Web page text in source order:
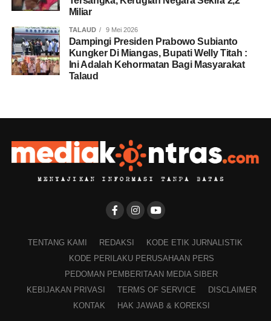
Miliar
TALAUD 9 Mei 2026
Dampingi Presiden Prabowo Subianto
Kungker Di Miangas, Bupati Welly Titah :
Ini Adalah Kehormatan Bagi Masyarakat
Talaud
TENTANG KAMI REDAKSI
KODE ETIK JURNALISTIK
KODE PERILAKU PERUSAHAAN PERS
PEDOMAN PEMBERITAAN MEDIA SIBER
KEBIJAKAN PRIVASI
TERMS OF SERVICE
DISCLAIMER
KONTAK
HAK JAWAB & KOREKSI